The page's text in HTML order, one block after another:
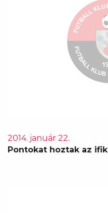
2014. január 22.
Pontokat hoztak az ifik